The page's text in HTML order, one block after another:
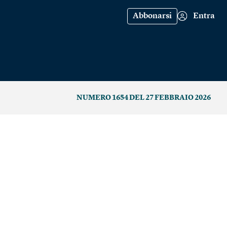
Abbonarsi Entra
NUMERO 1654 DEL 27 FEBBRAIO 2026